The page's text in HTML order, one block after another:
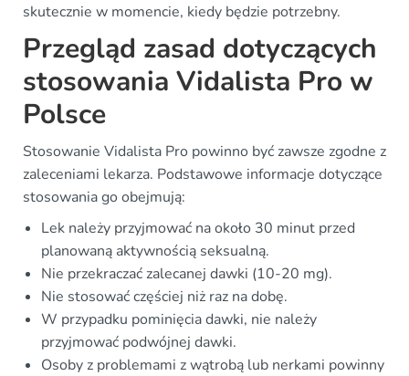
skutecznie w momencie, kiedy będzie potrzebny.
Przegląd zasad dotyczących
stosowania Vidalista Pro w
Polsce
Stosowanie Vidalista Pro powinno być zawsze zgodne z
zaleceniami lekarza. Podstawowe informacje dotyczące
stosowania go obejmują:
Lek należy przyjmować na około 30 minut przed
planowaną aktywnością seksualną.
Nie przekraczać zalecanej dawki (10-20 mg).
Nie stosować częściej niż raz na dobę.
W przypadku pominięcia dawki, nie należy
przyjmować podwójnej dawki.
Osoby z problemami z wątrobą lub nerkami powinny